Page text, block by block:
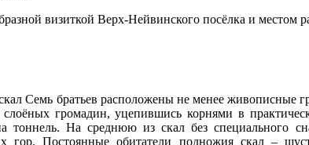
визиткой Верх-Нейвинского посёлка и местом
Семь братьев расположены не менее
громадин, уцепившись корнями в
тоннель. На среднюю из скал без специального
гор. Постоянные обитатели подножия скал –